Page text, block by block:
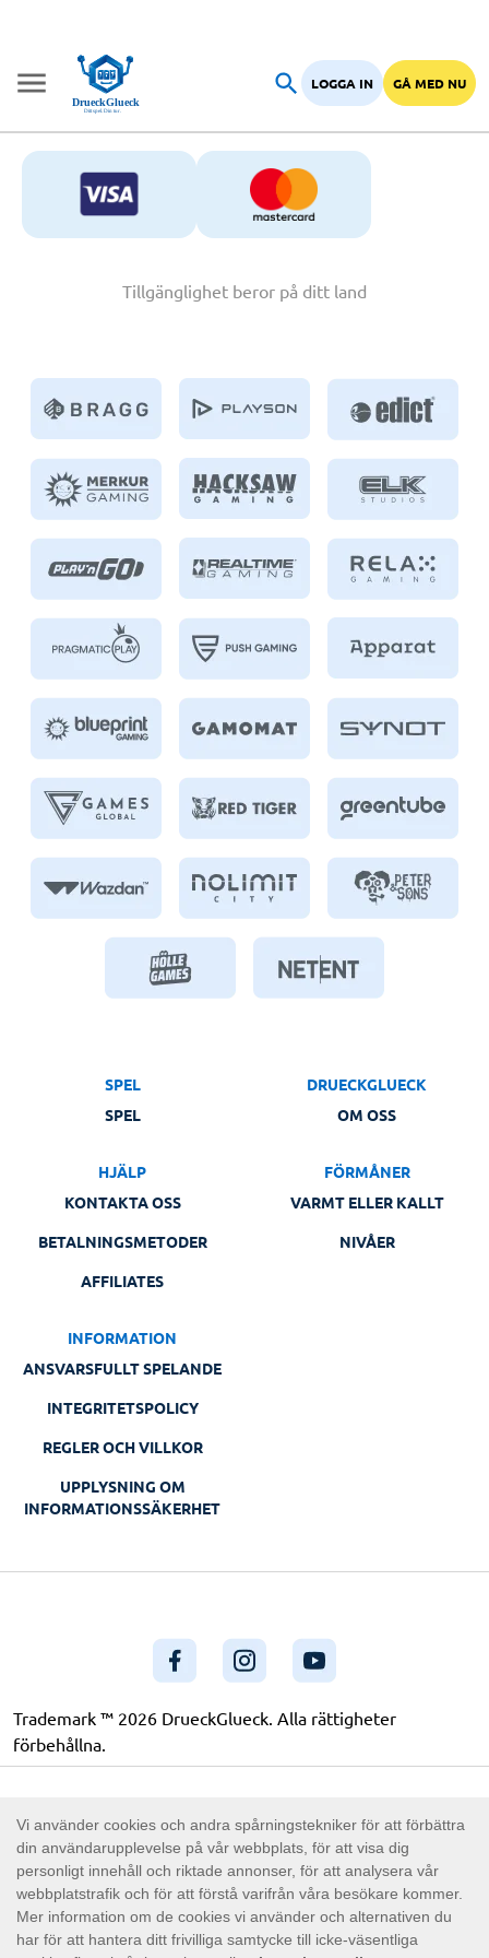
LOGGA IN GÅ MED NU
Tillgänglighet beror på ditt land
SPEL
SPEL
DRUECKGLUECK
OM OSS
HJÄLP
KONTAKTA OSS
BETALNINGSMETODER
AFFILIATES
FÖRMÅNER
VARMT ELLER KALLT
NIVÅER
INFORMATION
ANSVARSFULLT SPELANDE
INTEGRITETSPOLICY
REGLER OCH VILLKOR
UPPLYSNING OM
INFORMATIONSSÄKERHET
Trademark ™ 2026 DrueckGlueck. Alla rättigheter
förbehållna.
This site’s operations are regulated by the Malta Gaming
Authority and is operated by Skill On Net Limited, Office
1/5297 Level G, Quantum House, 75, Abate Rigord Street,
Ta’ Xbiex, XBX 1120, Malta, under the gaming license
issued by the Malta Gaming Authority (license number